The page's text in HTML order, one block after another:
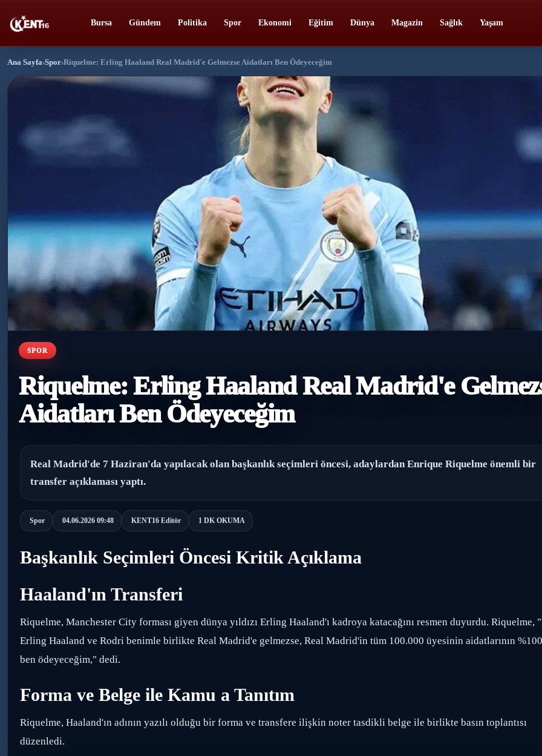
Bursa Gündem Politika Spor Ekonomi Eğitim Dünya Magazin Sağlık Yaşam
Ana Sayfa›Spor›Riquelme: Erling Haaland Real Madrid'e Gelmezse Aidatları Ben Ödeyeceğim
SPOR
Riquelme: Erling Haaland Real Madrid'e
Aidatları Ben Ödeyeceğim
Real Madrid'de 7 Haziran'da yapılacak olan başkanlık seçimleri öncesi, adaylardan Enrique Riquelme önemli bir
transfer açıklaması yaptı.
Spor 04.06.2026 09:48 KENT16 Editör 1 DK OKUMA
Başkanlık Seçimleri Öncesi Kritik Açıklama
Haaland'ın Transferi
Riquelme, Manchester City forması giyen dünya yıldızı Erling Haaland'ı kadroya katacağını resmen duyurdu. Riquelme,
Erling Haaland ve Rodri benimle birlikte Real Madrid'e gelmezse, Real Madrid'in tüm 100.000 üyesinin aidatlarının
ben ödeyeceğim," dedi.
Forma ve Belge ile Kamu a Tanıtım
Riquelme, Haaland'ın adının yazılı olduğu bir forma ve transfere ilişkin noter tasdikli belge ile birlikte basın toplantısı
düzenledi.